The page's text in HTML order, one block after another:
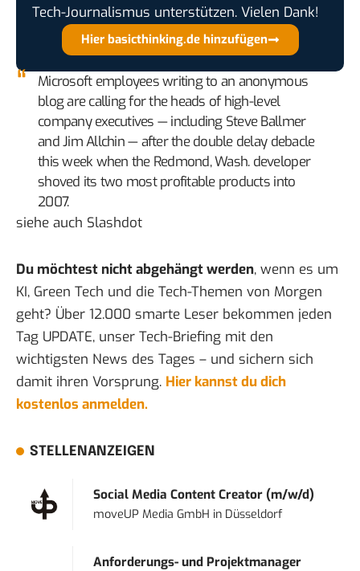
Tech-Journalismus unterstützen. Vielen Dank!
Hier basicthinking.de hinzufügen
Microsoft employees writing to an anonymous
blog are calling for the heads of high-level
company executives — including Steve Ballmer
and Jim Allchin — after the double delay debacle
this week when the Redmond, Wash. developer
shoved its two most profitable products into
2007.
siehe auch Slashdot
Du möchtest nicht abgehängt werden, wenn es um
KI, Green Tech und die Tech-Themen von Morgen
geht? Über 12.000 smarte Leser bekommen jeden
Tag UPDATE, unser Tech-Briefing mit den
wichtigsten News des Tages – und sichern sich
damit ihren Vorsprung. Hier kannst du dich
kostenlos anmelden.
STELLENANZEIGEN
Social Media Content Creator (m/w/d)
moveUP Media GmbH in Düsseldorf
Anforderungs- und Projektmanager